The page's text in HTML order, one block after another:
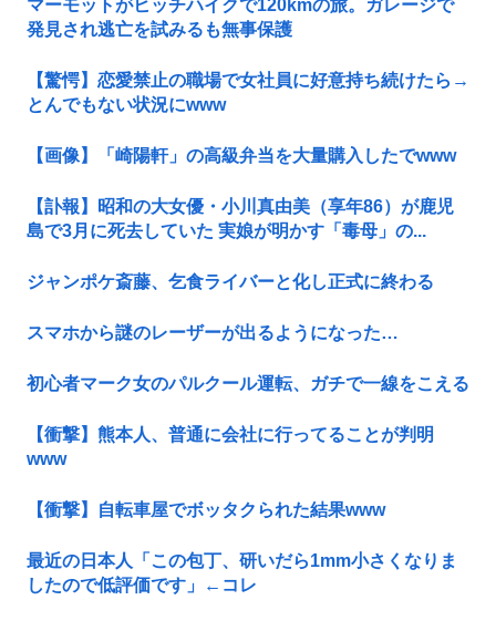
マーモットがヒッチハイクで120kmの旅。ガレージで
発見され逃亡を試みるも無事保護
【驚愕】恋愛禁止の職場で女社員に好意持ち続けたら→
とんでもない状況にwww
【画像】「崎陽軒」の高級弁当を大量購入したでwww
【訃報】昭和の大女優・小川真由美（享年86）が鹿児
島で3月に死去していた 実娘が明かす「毒母」の...
ジャンポケ斎藤、乞食ライバーと化し正式に終わる
スマホから謎のレーザーが出るようになった…
初心者マーク女のパルクール運転、ガチで一線をこえる
【衝撃】熊本人、普通に会社に行ってることが判明
www
【衝撃】自転車屋でボッタクられた結果www
最近の日本人「この包丁、研いだら1mm小さくなりま
したので低評価です」←コレ